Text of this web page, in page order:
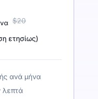
$20
ετησίως)
ανά μήνα
λεπτά